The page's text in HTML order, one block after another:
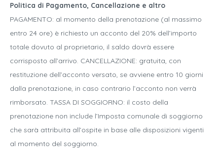
Politica di Pagamento, Cancellazione e altro
PAGAMENTO: al momento della prenotazione (al massimo
entro 24 ore) è richiesto un acconto del 20% dell’importo
totale dovuto al proprietario, il saldo dovrà essere
corrisposto all’arrivo. CANCELLAZIONE: gratuita, con
restituzione dell’acconto versato, se avviene entro 10 giorni
dalla prenotazione, in caso contrario l’acconto non verrà
rimborsato. TASSA DI SOGGIORNO: il costo della
prenotazione non include l’Imposta comunale di soggiorno
che sarà attribuita all’ospite in base alle disposizioni vigenti
al momento del soggiorno.